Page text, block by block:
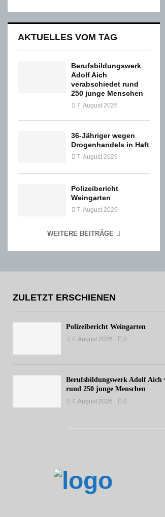
AKTUELLES VOM TAG
Berufsbildungswerk
Adolf Aich
verabschiedet rund
250 junge Menschen
7. August 2026
36-Jähriger wegen
Drogenhandels in Haft
7. August 2026
Polizeibericht
Weingarten
7. August 2026
WEITERE BEITRÄGE
ZULETZT ERSCHIENEN
Polizeibericht Weingarten
7. August 2026 0
Berufsbildungswerk Adolf Aich
rund 250 junge Menschen
7. August 2026 0